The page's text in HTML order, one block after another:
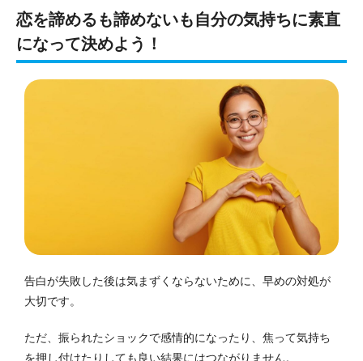
恋を諦めるも諦めないも自分の気持ちに素直
になって決めよう！
告白が失敗した後は気まずくならないために、早めの対処が
大切です。
ただ、振られたショックで感情的になったり、焦って気持ち
を押し付けたりしても良い結果にはつながりません。